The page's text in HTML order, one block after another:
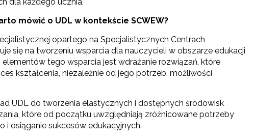
mówić o UDL w kontekście SCWEW?
opartego na Specjalistycznych Centrach
się na tworzeniu wsparcia dla nauczycieli w obszarze edukacji
tego wsparcia jest wdrażanie rozwiązań, które
kształcenia, niezależnie od jego potrzeb, możliwości
UDL do tworzenia elastycznych i dostępnych środowisk
które od początku uwzględniają zróżnicowane potrzeby
i osiąganie sukcesów edukacyjnych.